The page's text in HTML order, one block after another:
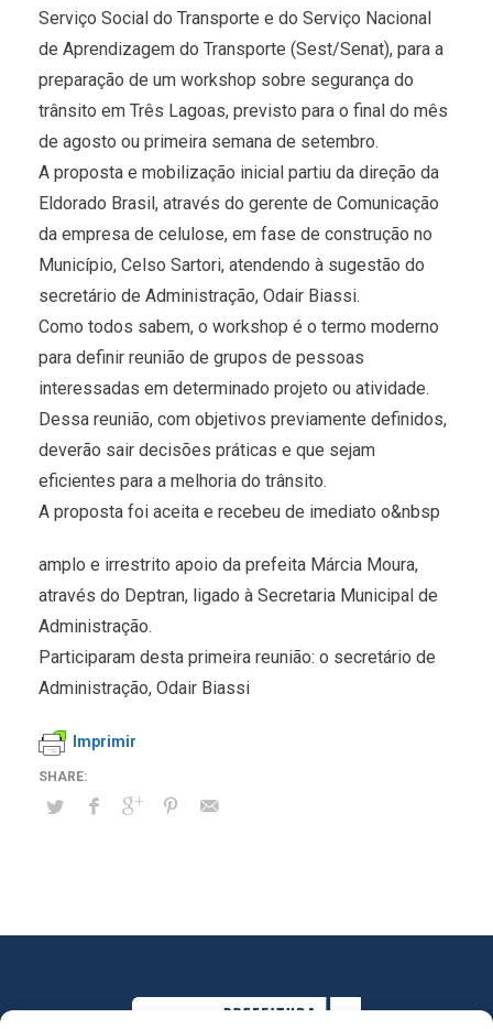
Serviço Social do Transporte e do Serviço Nacional
de Aprendizagem do Transporte (Sest/Senat), para a
preparação de um workshop sobre segurança do
trânsito em Três Lagoas, previsto para o final do mês
de agosto ou primeira semana de setembro.
A proposta e mobilização inicial partiu da direção da
Eldorado Brasil, através do gerente de Comunicação
da empresa de celulose, em fase de construção no
Município, Celso Sartori, atendendo à sugestão do
secretário de Administração, Odair Biassi.
Como todos sabem, o workshop é o termo moderno
para definir reunião de grupos de pessoas
interessadas em determinado projeto ou atividade.
Dessa reunião, com objetivos previamente definidos,
deverão sair decisões práticas e que sejam
eficientes para a melhoria do trânsito.
A proposta foi aceita e recebeu de imediato o&nbsp
amplo e irrestrito apoio da prefeita Márcia Moura,
através do Deptran, ligado à Secretaria Municipal de
Administração.
Participaram desta primeira reunião: o secretário de
Administração, Odair Biassi
Imprimir